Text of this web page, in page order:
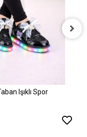
Işıklı Spor